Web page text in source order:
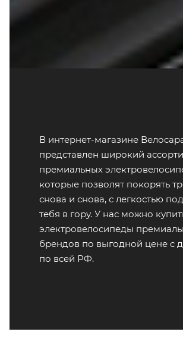
В интернет-магазине
представлен широкий
премиальных
которые позволят покорять
снова и снова, с легкостью
тебя в гору. У нас можно
электровелосипеды
брендов по выгодной цене с
по всей РФ.